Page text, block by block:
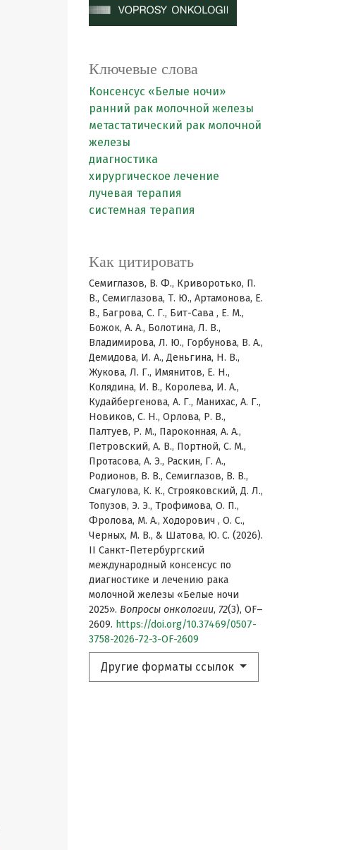
Ключевые слова
Консенсус «Белые ночи»
ранний рак молочной железы
метастатический рак молочной
железы
диагностика
хирургическое лечение
лучевая терапия
системная терапия
Как цитировать
Семиглазов, В. Ф., Криворотько, П.
В., Семиглазова, Т. Ю., Артамонова, Е.
В., Багрова, С. Г., Бит-Сава , Е. М.,
Божок, А. А., Болотина, Л. В.,
Владимирова, Л. Ю., Горбунова, В. А.,
Демидова, И. А., Деньгина, Н. В.,
Жукова, Л. Г., Имянитов, Е. Н.,
Колядина, И. В., Королева, И. А.,
Кудайбергенова, А. Г., Манихас, А. Г.,
Новиков, С. Н., Орлова, Р. В.,
Палтуев, Р. М., Пароконная, А. А.,
Петровский, А. В., Портной, С. М.,
Протасова, А. Э., Раскин, Г. А.,
Родионов, В. В., Семиглазов, В. В.,
Смагулова, К. К., Строяковский, Д. Л.,
Топузов, Э. Э., Трофимова, О. П.,
Фролова, М. А., Ходорович , О. С.,
Черных, М. В., & Шатова, Ю. С. (2026).
II Cанкт-Петербургский
международный консенсус по
диагностике и лечению рака
молочной железы «Белые ночи
2025». Вопросы онкологии, 72(3), OF–
2609. https://doi.org/10.37469/0507-
3758-2026-72-3-OF-2609
Другие форматы ссылок